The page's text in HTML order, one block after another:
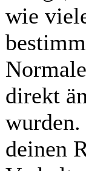
wie
direkt
deinen